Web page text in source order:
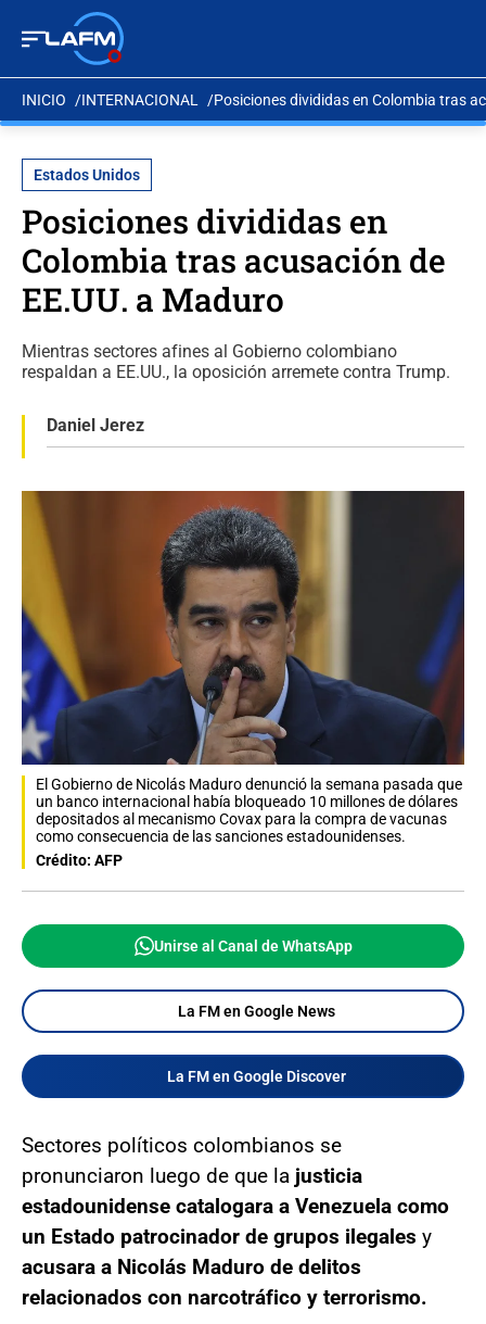
INICIO INTERNACIONAL Posiciones divididas en Colombia tras
Estados Unidos
Posiciones divididas en
Colombia tras acusación de
EE.UU. a Maduro
Mientras sectores afines al Gobierno colombiano
respaldan a EE.UU., la oposición arremete contra Trump.
Daniel Jerez
El Gobierno de Nicolás Maduro denunció la semana pasada que
un banco internacional había bloqueado 10 millones de dólares
depositados al mecanismo Covax para la compra de vacunas
como consecuencia de las sanciones estadounidenses.
Crédito: AFP
Unirse al Canal de WhatsApp
La FM en Google News
La FM en Google Discover
Sectores políticos colombianos se
pronunciaron luego de que la justicia
estadounidense catalogara a Venezuela como
un Estado patrocinador de grupos ilegales y
acusara a Nicolás Maduro de delitos
relacionados con narcotráfico y terrorismo.